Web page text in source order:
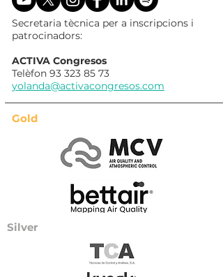
Secretaria tècnica per a inscripcions i
patrocinadors:
ACTIVA Congresos
Telèfon 93 323 85 73
yolanda@activacongresos.com
Gold
Silver